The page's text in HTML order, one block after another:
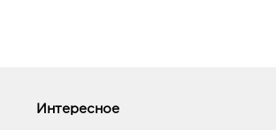
Интересное